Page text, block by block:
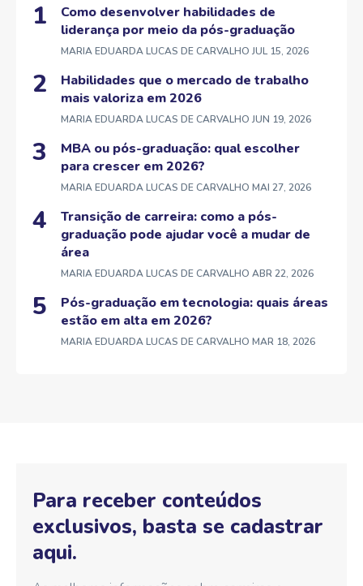
Como desenvolver habilidades de
liderança por meio da pós-graduação
MARIA EDUARDA LUCAS DE CARVALHO JUL 15, 2026
Habilidades que o mercado de trabalho
mais valoriza em 2026
MARIA EDUARDA LUCAS DE CARVALHO JUN 19, 2026
MBA ou pós-graduação: qual escolher
para crescer em 2026?
MARIA EDUARDA LUCAS DE CARVALHO MAI 27, 2026
Transição de carreira: como a pós-
graduação pode ajudar você a mudar de
área
MARIA EDUARDA LUCAS DE CARVALHO ABR 22, 2026
Pós-graduação em tecnologia: quais áreas
estão em alta em 2026?
MARIA EDUARDA LUCAS DE CARVALHO MAR 18, 2026
Para receber conteúdos
exclusivos, basta se cadastrar
aqui.